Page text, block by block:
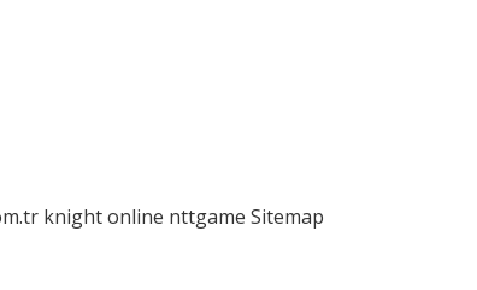
knight online nttgame Sitemap